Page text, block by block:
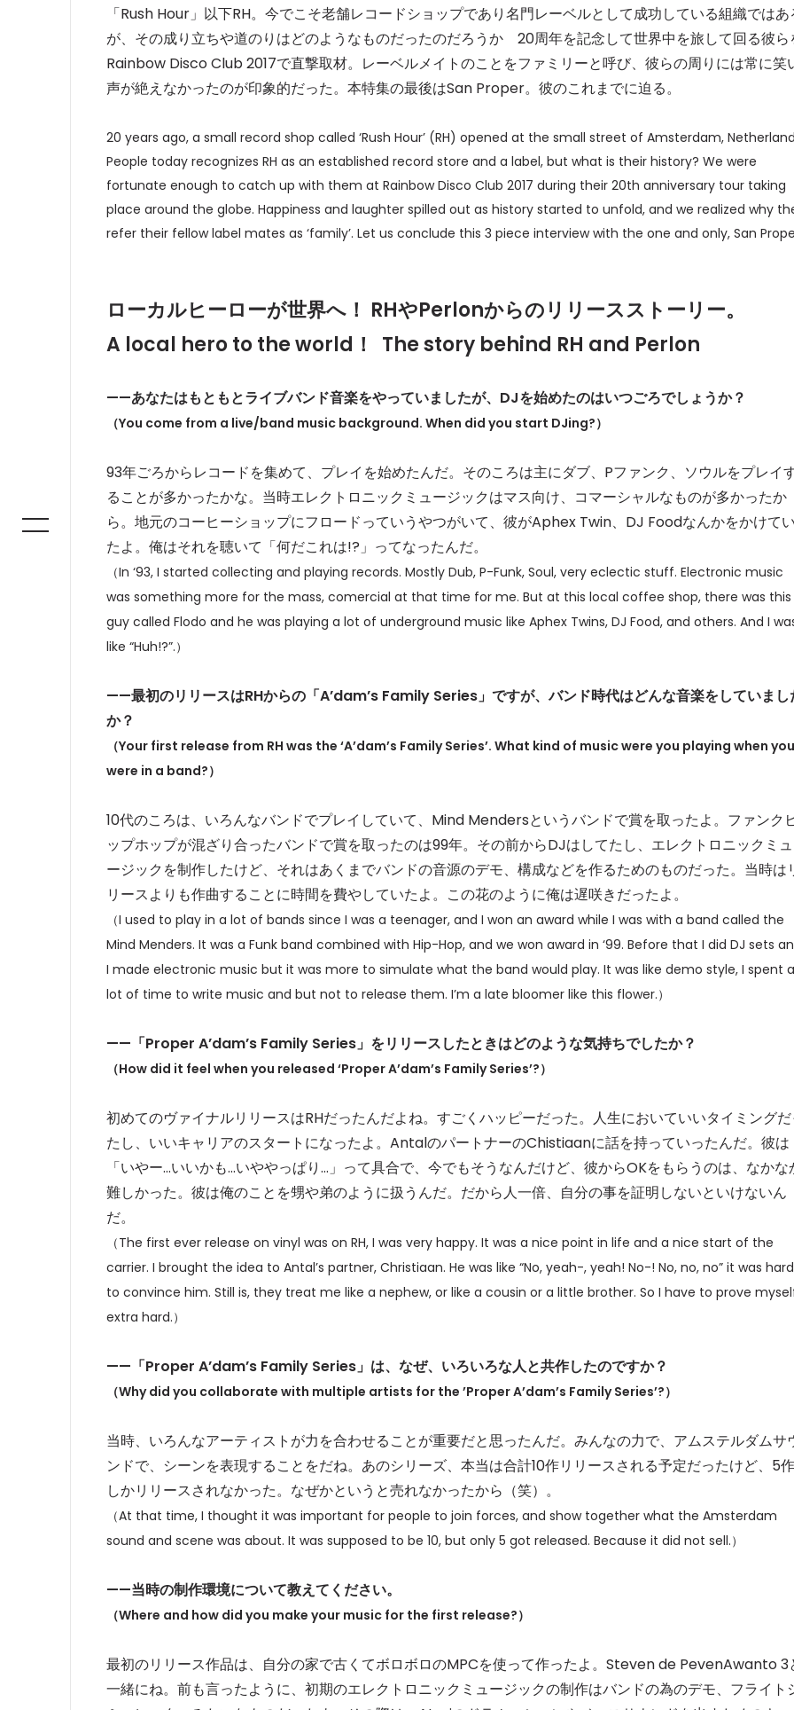
「Rush Hour」以下RH。今でこそ老舗レコードショップであり名門レーベルとして成功している組織ではあ
が、その成り立ちや道のりはどのようなものだったのだろうか 20周年を記念して世界中を旅して回る彼ら
Rainbow Disco Club 2017で直撃取材。レーベルメイトのことをファミリーと呼び、彼らの周りには常に笑
声が絶えなかったのが印象的だった。本特集の最後はSan Proper。彼のこれまでに迫る。
20 years ago, a small record shop called ‘Rush Hour’ (RH) opened at the small street of Amsterdam,
People today recognizes RH as an established record store and a label, but what is their history? We were
fortunate enough to catch up with them at Rainbow Disco Club 2017 during their 20th anniversary tour taking
place around the globe. Happiness and laughter spilled out as history started to unfold, and we realized why
refer their fellow label mates as ‘family’. Let us conclude this 3 piece interview with the one and only, San
ローカルヒーローが世界へ！ RHやPerlonからのリリースストーリー。
A local hero to the world ！ The story behind RH and Perlon
——あなたはもともとライブバンド音楽をやっていましたが、DJを始めたのはいつごろでしょうか？
（You come from a live/band music background. When did you start DJing?）
93年ごろからレコードを集めて、プレイを始めたんだ。そのころは主にダブ、Pファンク、ソウルをプレイ
ることが多かったかな。当時エレクトロニックミュージックはマス向け、コマーシャルなものが多かったか
ら。地元のコーヒーショップにフロードっていうやつがいて、彼がAphex Twin、DJ Foodなんかをかけて
たよ。俺はそれを聴いて「何だこれは!?」ってなったんだ。
（In ‘93, I started collecting and playing records. Mostly Dub, P-Funk, Soul, very eclectic stuff. Electronic music
was something more for the mass, comercial at that time for me. But at this local coffee shop, there was this
guy called Flodo and he was playing a lot of underground music like Aphex Twins, DJ Food, and others. And I
like “Huh!?”.）
——最初のリリースはRHからの「A’dam’s Family Series」ですが、バンド時代はどんな音楽をしていまし
か？
（Your first release from RH was the ‘A’dam’s Family Series’. What kind of music were you playing when you
were in a band?）
10代のころは、いろんなバンドでプレイしていて、Mind Mendersというバンドで賞を取ったよ。ファンク
ップホップが混ざり合ったバンドで賞を取ったのは99年。その前からDJはしてたし、エレクトロニックミュ
ージックを制作したけど、それはあくまでバンドの音源のデモ、構成などを作るためのものだった。当時は
リースよりも作曲することに時間を費やしていたよ。この花のように俺は遅咲きだったよ。
（I used to play in a lot of bands since I was a teenager, and I won an award while I was with a band called the
Mind Menders. It was a Funk band combined with Hip-Hop, and we won award in ‘99. Before that I did DJ sets
I made electronic music but it was more to simulate what the band would play. It was like demo style, I spent a
lot of time to write music and but not to release them. I’m a late bloomer like this flower.）
—— 「Proper A’dam’s Family Series」をリリースしたときはどのような気持ちでしたか？
（How did it feel when you released ‘Proper A’dam’s Family Series’?）
初めてのヴァイナルリリースはRHだったんだよね。すごくハッピーだった。人生においていいタイミング
たし、いいキャリアのスタートになったよ。AntalのパートナーのChistiaanに話を持っていったんだ。彼は
「いやー…いいかも…いややっぱり…」って具合で、今でもそうなんだけど、彼からOKをもらうのは、なかな
難しかった。彼は俺のことを甥や弟のように扱うんだ。だから人一倍、自分の事を証明しないといけないん
だ。
（The first ever release on vinyl was on RH, I was very happy. It was a nice point in life and a nice start of the
carrier. I brought the idea to Antal’s partner, Christiaan. He was like “No, yeah-, yeah! No-! No, no, no” it was hard
to convince him. Still is, they treat me like a nephew, or like a cousin or a little brother. So I have to prove
extra hard.）
—— 「Proper A’dam’s Family Series」は、なぜ、いろいろな人と共作したのですか？
（Why did you collaborate with multiple artists for the ’Proper A’dam’s Family Series’?）
当時、いろんなアーティストが力を合わせることが重要だと思ったんだ。みんなの力で、アムステルダムサ
ンドで、シーンを表現することをだね。あのシリーズ、本当は合計10作リリースされる予定だったけど、5作
しかリリースされなかった。なぜかというと売れなかったから（笑）。
（At that time, I thought it was important for people to join forces, and show together what the Amsterdam
sound and scene was about. It was supposed to be 10, but only 5 got released. Because it did not sell.）
——当時の制作環境について教えてください。
（Where and how did you make your music for the first release?）
最初のリリース作品は、自分の家で古くてボロボロのMPCを使って作ったよ。Steven de PevenAwanto 3
一緒にね。前も言ったように、初期のエレクトロニックミュージックの制作はバンドの為のデモ、フライト